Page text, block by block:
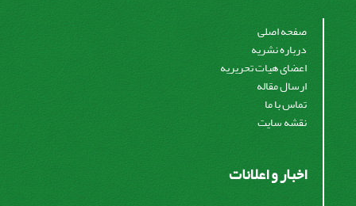
صفحه اصلی
درباره نشریه
اعضای هیات تحریریه
ارسال مقاله
تماس با ما
نقشه سایت
اخبار و اعلانات